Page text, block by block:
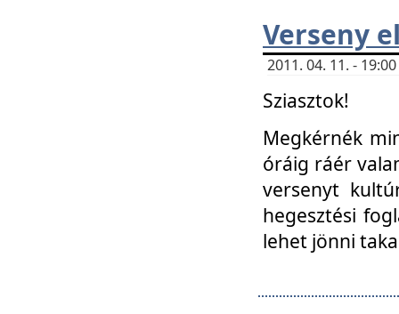
Verseny
2011. 04. 11. -
Sziasztok!
Megkérnék
óráig ráér
versenyt
hegesztési
lehet jönni